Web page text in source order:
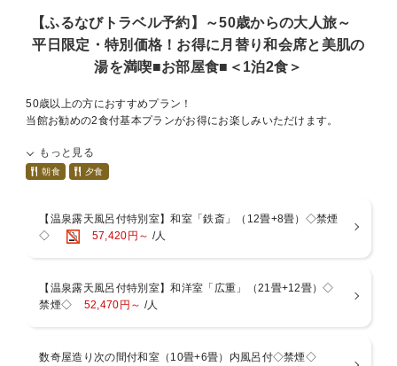
【ふるなびトラベル予約】～50歳からの大人旅～
平日限定・特別価格！お得に月替り和会席と美肌の
湯を満喫■お部屋食■＜1泊2食＞
50歳以上の方におすすめプラン！
当館お勧めの2食付基本プランがお得にお楽しみいただけます。
＜プラン特典＞
通常よりお得な料金でご宿泊いただけます。
当プランをご予約いただくには条件がございます。
下記条件をご一読いただいてからのご予約をお願い致します。
※【ご宿泊される皆様が50歳以上】であることが条件でございます。
※当日、ご年齢を確認できる証明書をご提示いただきます。
相模湾で捕れた「海の幸」や旬の食材から器に至るまで、細部にまで
もっと見る
朝食 夕食
【温泉露天風呂付特別室】和室「鉄斎」（12畳+8畳）◇禁煙
◇
57,420円～ /人
【温泉露天風呂付特別室】和洋室「広重」（21畳+12畳）◇
禁煙◇ 52,470円～ /人
数奇屋造り次の間付和室（10畳+6畳）内風呂付◇禁煙◇